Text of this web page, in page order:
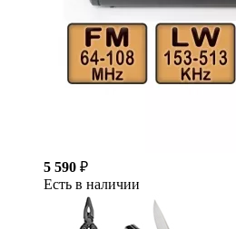
5 590 ₽
Есть в наличии